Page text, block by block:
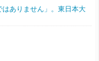
はありません」。東日本大